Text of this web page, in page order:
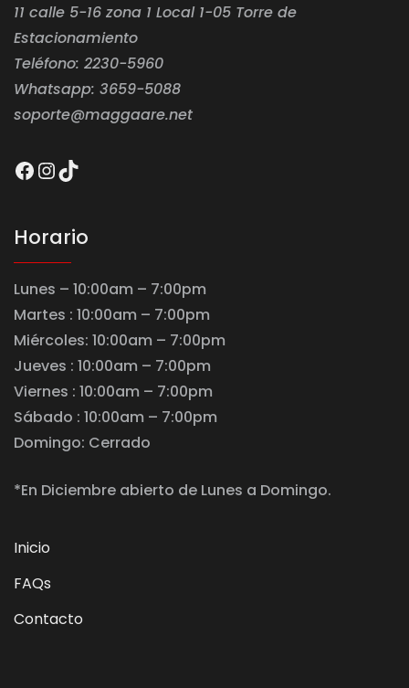
11 calle 5-16 zona 1 Local 1-05 Torre de
Estacionamiento
Teléfono: 2230-5960
Whatsapp: 3659-5088
soporte@maggaare.net
Facebook
Instagram
TikTok
Horario
Lunes – 10:00am – 7:00pm
Martes : 10:00am – 7:00pm
Miércoles: 10:00am – 7:00pm
Jueves : 10:00am – 7:00pm
Viernes : 10:00am – 7:00pm
Sábado : 10:00am – 7:00pm
Domingo: Cerrado
*En Diciembre abierto de Lunes a Domingo.
Inicio
FAQs
Contacto